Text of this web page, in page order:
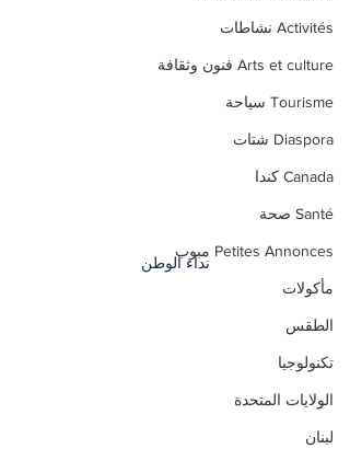
Activités نشاطات
Arts et culture فنون وثقافة
Tourisme سياحة
Diaspora شتات
Canada كندا
Santé صحة
Petites Annonces مبوب
مأكولات
الطقس
تكنولوجيا
الولايات المتحدة
لبنان
نداء الوطن